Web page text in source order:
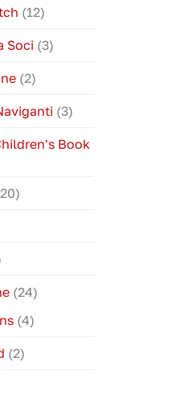
(12)
Soci (3)
(2)
(3)
Book
(24)
(4)
(2)